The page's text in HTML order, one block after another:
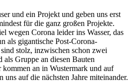
und ein Projekt und geben uns erst
für die ganz großen Projekte.
wegen Corona leider ins Wasser, das
als gigantische Post-Corona-
stolz, inzwischen schon zwei
als Gruppe an diesen Bauten
kommen an in Wustermark und auf
uns auf die nächsten Jahre miteinander.